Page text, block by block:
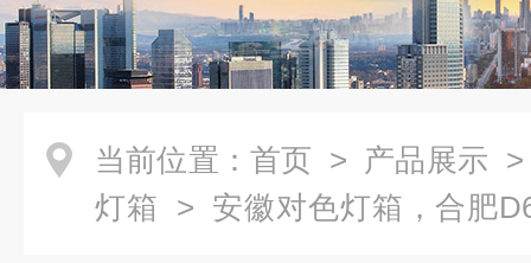
当前位置： 首页 > 产品展示
灯箱 > 安徽对色灯箱，合肥